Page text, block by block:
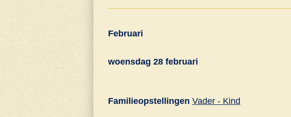
Februari
woensdag 28 februari
Familieopstellingen Vader - Kind